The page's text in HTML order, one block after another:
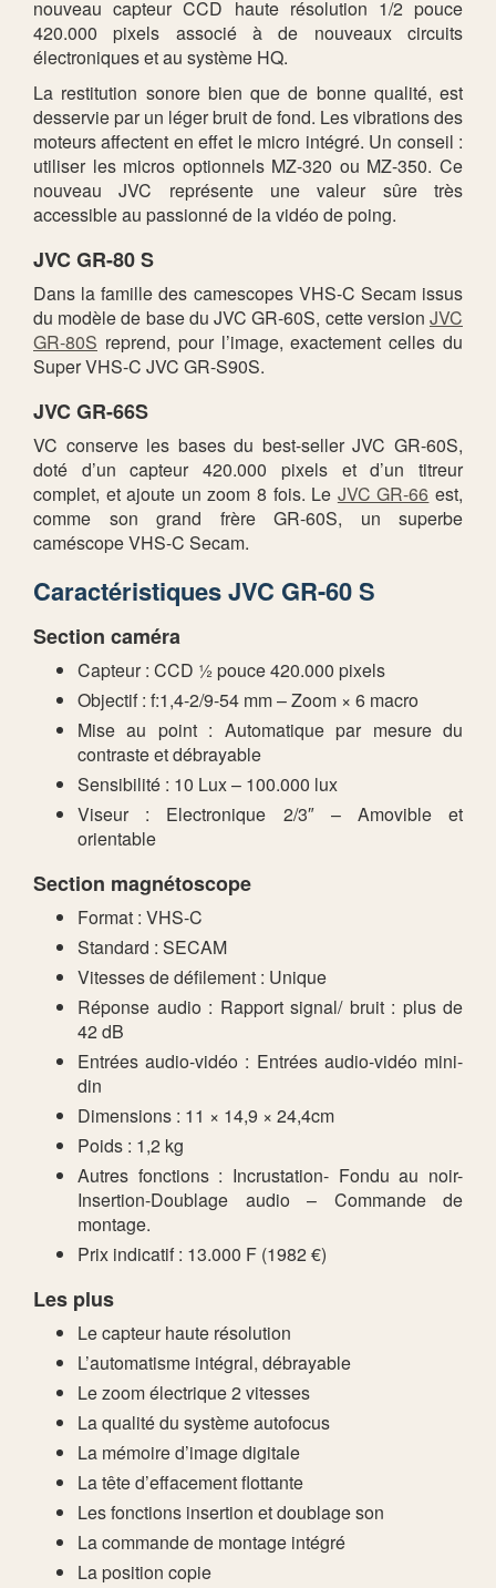
nouveau capteur CCD haute résolution 1/2 pouce
420.000 pixels associé à de nouveaux circuits
électroniques et au système HQ.
La restitution sonore bien que de bonne qualité, est
desservie par un léger bruit de fond. Les vibrations des
moteurs affectent en effet le micro intégré. Un conseil :
utiliser les micros optionnels MZ-320 ou MZ-350. Ce
nouveau JVC représente une valeur sûre très
accessible au passionné de la vidéo de poing.
JVC GR-80 S
Dans la famille des camescopes VHS-C Secam issus
du modèle de base du JVC GR-60S, cette version JVC
GR-80S reprend, pour l’image, exactement celles du
Super VHS-C JVC GR-S90S.
JVC GR-66S
VC conserve les bases du best-seller JVC GR-60S,
doté d’un capteur 420.000 pixels et d’un titreur
complet, et ajoute un zoom 8 fois. Le JVC GR-66 est,
comme son grand frère GR-60S, un superbe
caméscope VHS-C Secam.
Caractéristiques JVC GR-60 S
Section caméra
Capteur : CCD ½ pouce 420.000 pixels
Objectif : f:1,4-2/9-54 mm – Zoom × 6 macro
Mise au point : Automatique par mesure du
contraste et débrayable
Sensibilité : 10 Lux – 100.000 lux
Viseur : Electronique 2/3″ – Amovible et
orientable
Section magnétoscope
Format : VHS-C
Standard : SECAM
Vitesses de défilement : Unique
Réponse audio : Rapport signal/ bruit : plus de
42 dB
Entrées audio-vidéo : Entrées audio-vidéo mini-
din
Dimensions : 11 × 14,9 × 24,4cm
Poids : 1,2 kg
Autres fonctions : Incrustation- Fondu au noir-
Insertion-Doublage audio – Commande de
montage.
Prix indicatif : 13.000 F (1982 €)
Les plus
Le capteur haute résolution
L’automatisme intégral, débrayable
Le zoom électrique 2 vitesses
La qualité du système autofocus
La mémoire d’image digitale
La tête d’effacement flottante
Les fonctions insertion et doublage son
La commande de montage intégré
La position copie